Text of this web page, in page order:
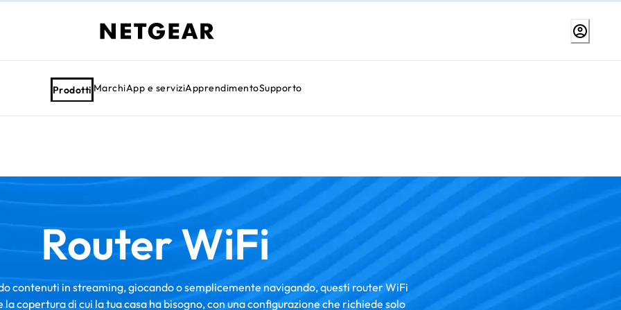
Prodotti MarchiApp e serviziApprendimentoSupporto
Router WiFi
contenuti in streaming, giocando o semplicemente navigando, questi router WiFi
copertura di cui la tua casa ha bisogno, con una configurazione che richiede solo